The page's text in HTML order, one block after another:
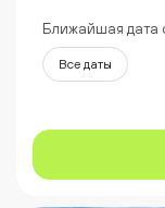
Ближайшая дата
Все даты